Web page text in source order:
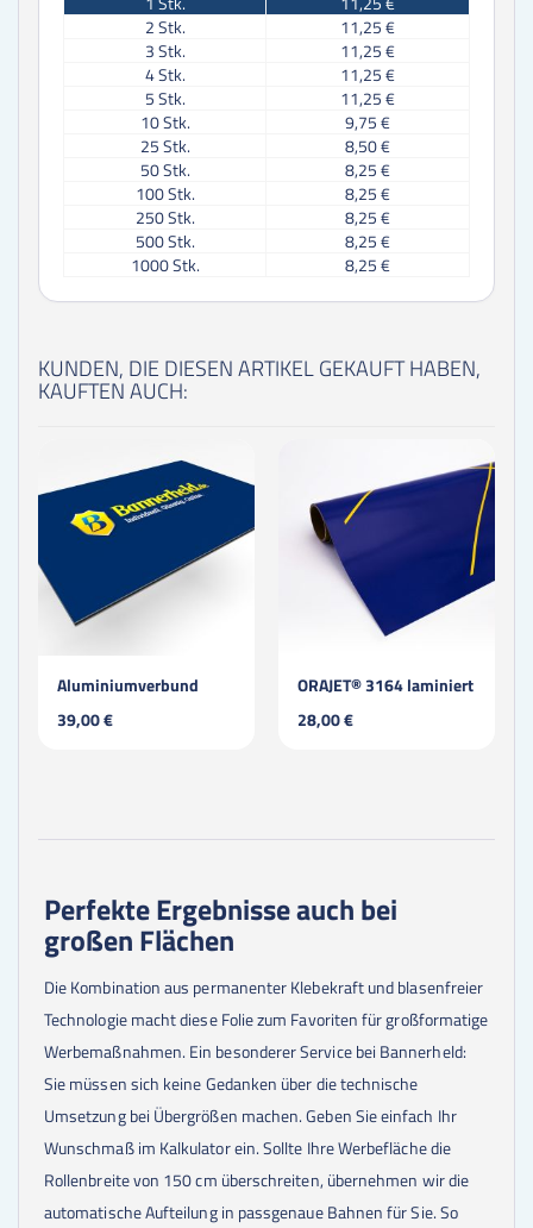
2Stk.
11,25 €
3Stk.
11,25 €
4Stk.
11,25 €
5Stk.
11,25 €
10Stk.
9,75 €
25Stk.
8,50 €
50Stk.
8,25 €
100Stk.
8,25 €
250Stk.
8,25 €
500Stk.
8,25 €
1000Stk. 8,25 €
KUNDEN, DIE DIESEN ARTIKEL GEKAUFT HABEN,
KAUFTEN AUCH:
Aluminiumverbund
39,00 €
ORAJET® 3164 laminiert
28,00 €
Perfekte Ergebnisse auch bei
großen Flächen
Die Kombination aus permanenter Klebekraft und blasenfreier
Technologie macht diese Folie zum Favoriten für großformatige
Werbemaßnahmen. Ein besonderer Service bei Bannerheld:
Sie müssen sich keine Gedanken über die technische
Umsetzung bei Übergrößen machen. Geben Sie einfach Ihr
Wunschmaß im Kalkulator ein. Sollte Ihre Werbefläche die
Rollenbreite von 150 cm überschreiten, übernehmen wir die
automatische Aufteilung in passgenaue Bahnen für Sie. So